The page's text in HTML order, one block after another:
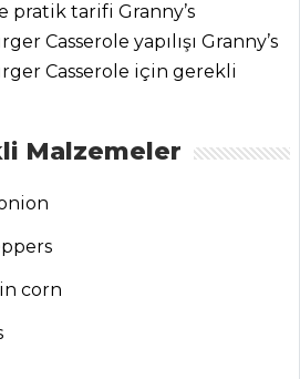
pratik tarifi Granny’s
Casserole yapılışı Granny’s
Casserole için gerekli
Malzemeler
corn